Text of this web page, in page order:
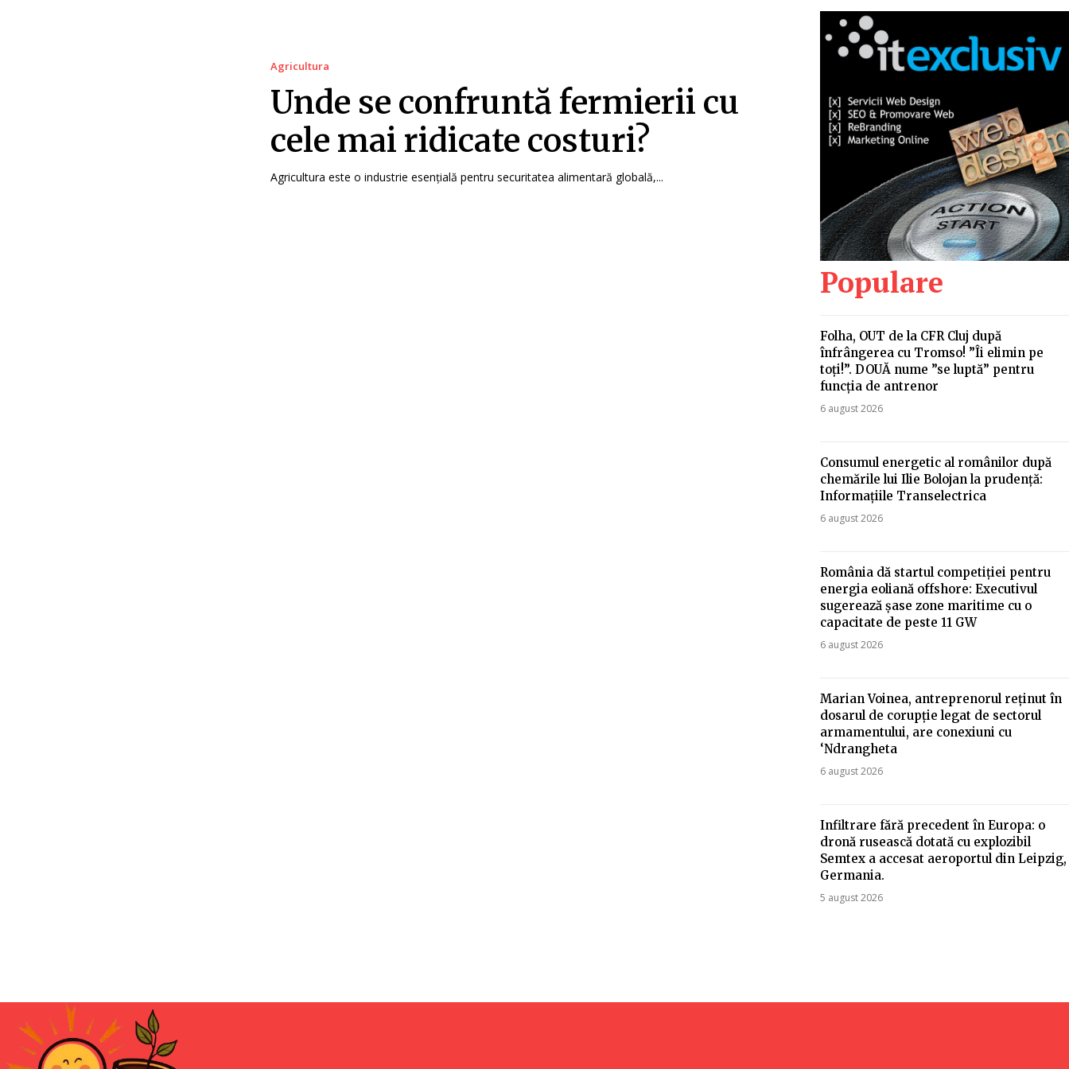
Agricultura
Unde se confruntă fermierii cu
cele mai ridicate costuri?
Agricultura este o industrie esențială pentru securitatea alimentară globală,...
Populare
Folha, OUT de la CFR Cluj după
înfrângerea cu Tromso! ”Îi elimin pe
toți!”. DOUĂ nume ”se luptă” pentru
funcția de antrenor
6 august 2026
Consumul energetic al românilor după
chemările lui Ilie Bolojan la prudență:
Informațiile Transelectrica
6 august 2026
România dă startul competiției pentru
energia eoliană offshore: Executivul
sugerează șase zone maritime cu o
capacitate de peste 11 GW
6 august 2026
Marian Voinea, antreprenorul reținut în
dosarul de corupție legat de sectorul
armamentului, are conexiuni cu
‘Ndrangheta
6 august 2026
Infiltrare fără precedent în Europa: o
dronă rusească dotată cu explozibil
Semtex a accesat aeroportul din Leipzig,
Germania.
5 august 2026